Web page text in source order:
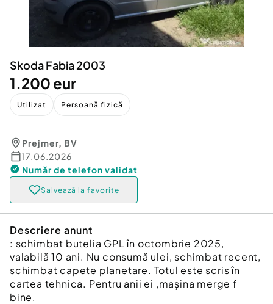
Servicii
Animale de companie
Afaceri și echipamente profesionale
Inchiriere Bunuri si Vehicule
Utilaje agricole si industriale
Piese auto si accesorii
Dacia Duster
Skoda Fabia 2003
1.200 eur
Utilizat Persoană fizică
Prejmer, BV
17.06.2026
Număr de telefon validat
Salvează la favorite
Descriere anunt
: schimbat butelia GPL în octombrie 2025,
valabilă 10 ani. Nu consumă ulei, schimbat recent,
schimbat capete planetare. Totul este scris în
cartea tehnica. Pentru anii ei ,mașina merge f
bine.